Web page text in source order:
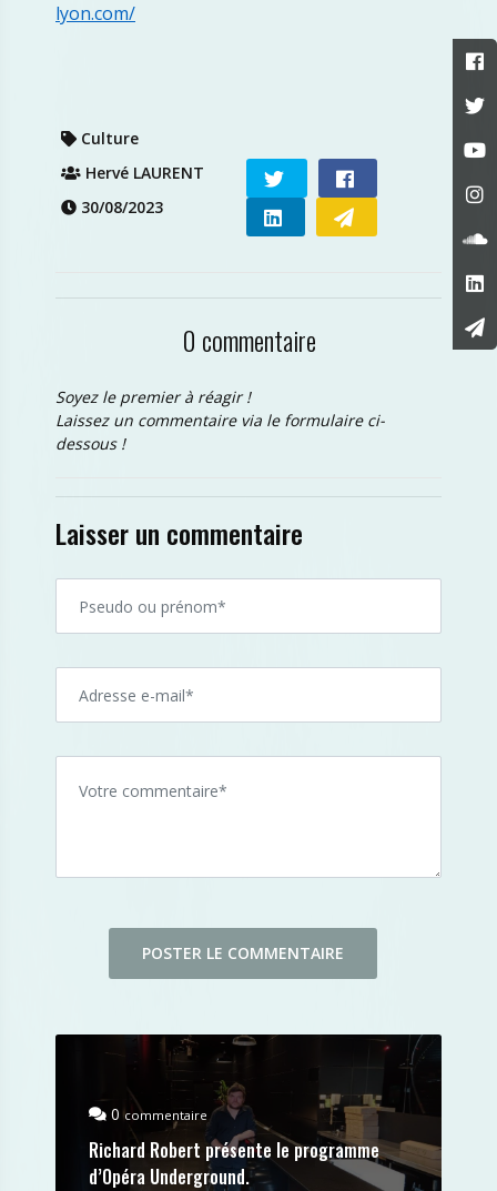
lyon.com/
Culture
Hervé LAURENT
30/08/2023
0 commentaire
Soyez le premier à réagir !
Laissez un commentaire via le formulaire ci-
dessous !
Laisser un commentaire
0commentaire
Richard Robert présente le programme
d’Opéra Underground.